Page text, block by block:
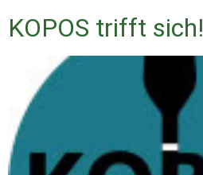
KOPOS trifft sich!